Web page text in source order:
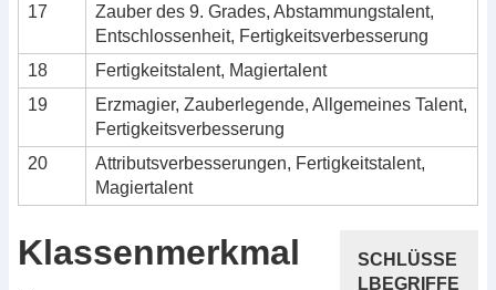
17
Zauber des 9. Grades, Abstammungstalent,
Entschlossenheit, Fertigkeitsverbesserung
18
Fertigkeitstalent, Magiertalent
19
Erzmagier, Zauberlegende, Allgemeines Talent,
Fertigkeitsverbesserung
20
Attributsverbesserungen, Fertigkeitstalent,
Magiertalent
SCHLÜSSE
LBEGRIFFE
Klassenmerkmal